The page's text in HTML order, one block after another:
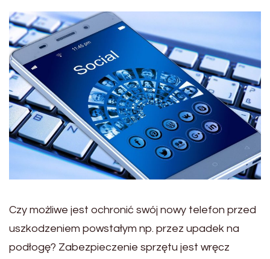
Czy możliwe jest ochronić swój nowy telefon przed
uszkodzeniem powstałym np. przez upadek na
podłogę? Zabezpieczenie sprzętu jest wręcz